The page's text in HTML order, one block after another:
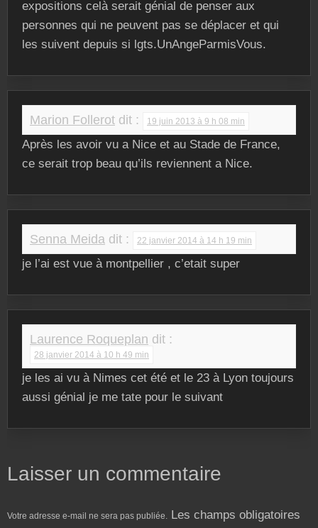
expositions celà serait génial de penser aux
personnes qui ne peuvent pas se déplacer et qui
les suivent depuis si lgts.UnAngeParmisVous.
Marion Follerot dit : 19 juin 2013 à 9 h 08 min
Après les avoir vu a Nice et au Stade de France,
ce serait trop beau qu’ils reviennent a Nice.
Senna Meida dit : 22 janvier 2014 à 14 h 19 min
je l’ai est vue à montpellier , c’etait super
Laurence Roqueplan dit :
28 janvier 2014 à 10 h 49 min
je les ai vu à Nimes cet été et le 23 à Lyon toujours
aussi génial je me tate pour le suivant
Laisser un commentaire
Votre adresse e-mail ne sera pas publiée. Les champs obligatoires